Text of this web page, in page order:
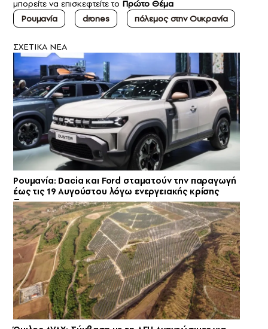
μπορείτε να επισκεφτείτε το Πρώτο Θέμα
Ρουμανία
drones πόλεμος στην Ουκρανία
ΣXETIKA NEA
Ρουμανία: Dacia και Ford σταματούν την παραγωγή
έως τις 19 Αυγούστου λόγω ενεργειακής κρίσης